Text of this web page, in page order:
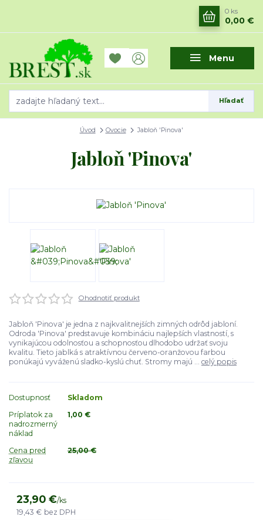
Menu
Hľadať
0 ks
0,00 €
Úvod Ovocie Jabloň 'Pinova'
Jabloň 'Pinova'
Ohodnotiť produkt
Jabloň 'Pinova' je jedna z najkvalitnejších zimných odrôd jabloní.
Odroda 'Pinova' predstavuje kombináciu najlepších vlastností, s
vynikajúcou odolnosťou a schopnosťou dlhodobo udržať svoju
kvalitu. Tieto jablká s atraktívnou červeno-oranžovou farbou
ponúkajú vyváženú sladko-kyslú chuť. Stromy majú ... celý popis
Dostupnosť
Skladom
Príplatok za
nadrozmerný
náklad
1,00 €
Cena pred
zľavou
25,00 €
23,90 €/ks
19,43 € bez DPH